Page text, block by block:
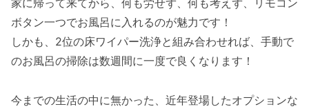
家に帰って来てから、何も労せず、何も考えず、リモコン
ボタン一つでお風呂に入れるのが魅力です！
しかも、2位の床ワイパー洗浄と組み合わせれば、手動で
のお風呂の掃除は数週間に一度で良くなります！
今までの生活の中に無かった、近年登場したオプションな